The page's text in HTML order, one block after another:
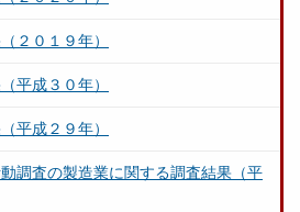
２０１９年）
平成３０年）
平成２９年）
調査の製造業に関する調査結果（平